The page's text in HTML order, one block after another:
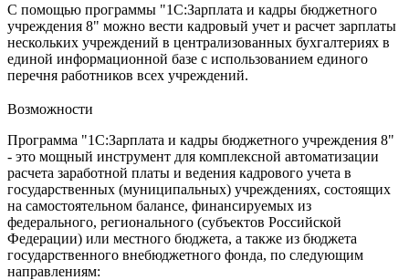
С помощью программы "1С:Зарплата и кадры бюджетного
учреждения 8" можно вести кадровый учет и расчет зарплаты
нескольких учреждений в централизованных бухгалтериях в
единой информационной базе с использованием единого
перечня работников всех учреждений.
Возможности
Программа "1С:Зарплата и кадры бюджетного учреждения 8"
- это мощный инструмент для комплексной автоматизации
расчета заработной платы и ведения кадрового учета в
государственных (муниципальных) учреждениях, состоящих
на самостоятельном балансе, финансируемых из
федерального, регионального (субъектов Российской
Федерации) или местного бюджета, а также из бюджета
государственного внебюджетного фонда, по следующим
направлениям: